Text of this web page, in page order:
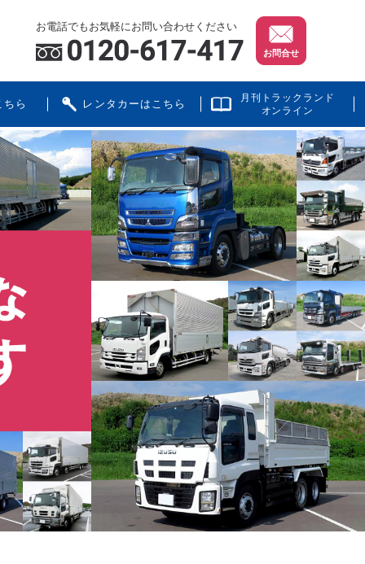
お電話でもお気軽にお問い合わせください
お問合せ
ら レンタカーはこちら
月刊トラックランド
オンライン